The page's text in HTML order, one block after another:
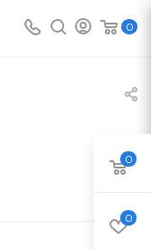
0
0
0